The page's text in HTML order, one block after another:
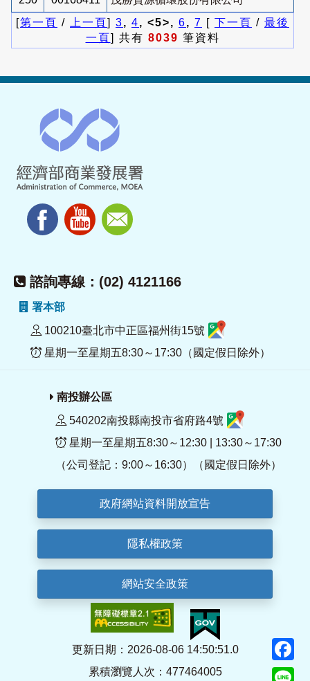
[第一頁 / 上一頁] 3, 4, <5>, 6, 7 [ 下一頁 / 最後
一頁] 共有 8039 筆資料
諮詢專線：(02) 4121166
署本部
100210臺北市中正區福州街15號
星期一至星期五8:30～17:30（國定假日除外）
南投辦公區
540202南投縣南投市省府路4號
星期一至星期五8:30～12:30 | 13:30～17:30
（公司登記：9:00～16:30）（國定假日除外）
政府網站資料開放宣告
隱私權政策
網站安全政策
更新日期：2026-08-06 14:50:51.0
累積瀏覽人次：477464005